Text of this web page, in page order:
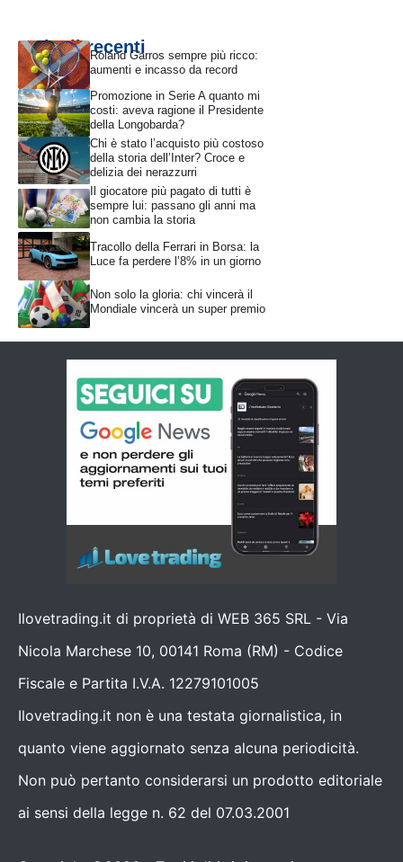
Articoli recentiRoland Garros sempre più ricco:
aumenti e incasso da record
Promozione in Serie A quanto mi
costi: aveva ragione il Presidente
della Longobarda?
Chi è stato l’acquisto più costoso
della storia dell’Inter? Croce e
delizia dei nerazzurri
Il giocatore più pagato di tutti è
sempre lui: passano gli anni ma
non cambia la storia
Tracollo della Ferrari in Borsa: la
Luce fa perdere l’8% in un giorno
Non solo la gloria: chi vincerà il
Mondiale vincerà un super premio
Ilovetrading.it di proprietà di WEB 365 SRL - Via
Nicola Marchese 10, 00141 Roma (RM) - Codice
Fiscale e Partita I.V.A. 12279101005
Ilovetrading.it non è una testata giornalistica, in
quanto viene aggiornato senza alcuna periodicità.
Non può pertanto considerarsi un prodotto editoriale
ai sensi della legge n. 62 del 07.03.2001